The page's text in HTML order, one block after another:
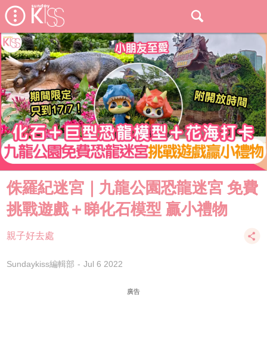
侏羅紀迷宮｜九龍公園恐龍迷宮 免費
挑戰遊戲＋睇化石模型 贏小禮物
親子好去處
Sundaykiss編輯部 Jul 6 2022
廣告